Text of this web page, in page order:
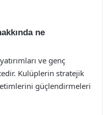
ne
ve genç
Kulüplerin stratejik
güçlendirmeleri